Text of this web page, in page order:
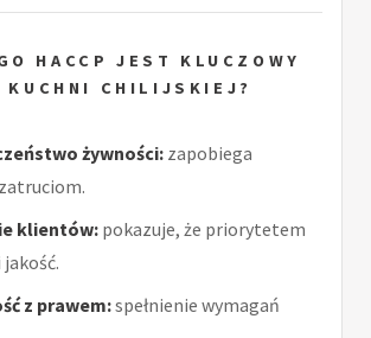
HACCP JEST KLUCZOWY
KUCHNI CHILIJSKIEJ?
żywności:zapobiega
klientów: pokazuje, że priorytetem
z prawem:spełnienie wymagań